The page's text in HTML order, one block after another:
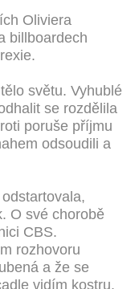
Oliviera
billboardech
světu. Vyhublé
se rozdělila
poruše příjmu
odsoudili a
O své chorobě
CBS.
rozhovoru
a že se
vidím kostru.